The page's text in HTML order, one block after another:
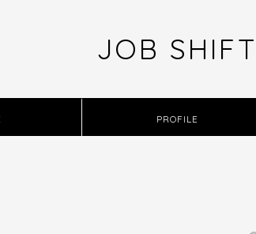
JOB SHIFT
PROFILE